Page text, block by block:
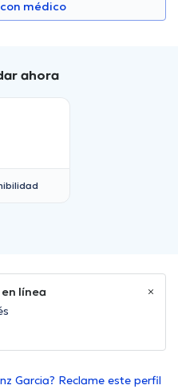
médico
ahora
línea
Garcia? Reclame este perfil